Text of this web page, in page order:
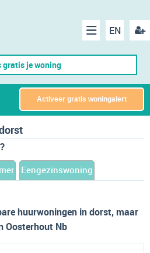
EN
Menu
gratis je woning
Activeer gratis woningalert
Eengezinswoning
huurwoningen in dorst, maar
Oosterhout Nb